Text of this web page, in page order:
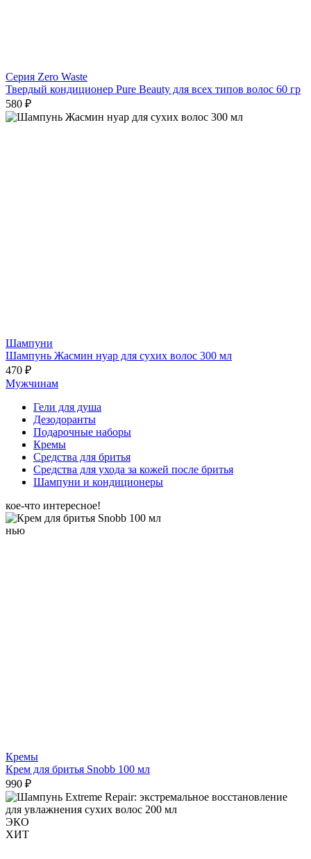
Серия Zero Waste
Твердый кондиционер Pure Beauty для всех типов волос 60 гр
580 ₽
Шампуни
Шампунь Жасмин нуар для сухих волос 300 мл
470 ₽
Мужчинам
Гели для душа
Дезодоранты
Подарочные наборы
Кремы
Средства для бритья
Средства для ухода за кожей после бритья
Шампуни и кондиционеры
кое-что интересное!
нью
Кремы
Крем для бритья Snobb 100 мл
990 ₽
ЭКО
ХИТ